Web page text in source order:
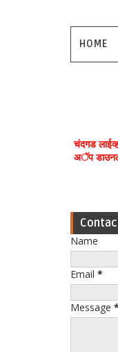
HOME
चंदगड
अॅप
Name
Email *
Message *